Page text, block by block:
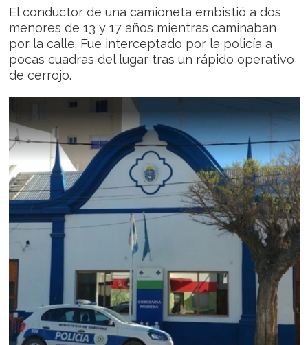
El conductor de una camioneta embistió a dos
menores de 13 y 17 años mientras caminaban
por la calle. Fue interceptado por la policía a
pocas cuadras del lugar tras un rápido operativo
de cerrojo.